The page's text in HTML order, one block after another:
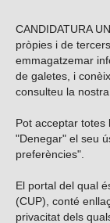
CANDIDATURA
pròpies i de
emmagatzemar
de galetes, i
consulteu la nostra
Pot acceptar totes
"Denegar" el seu
preferències".
El portal del qual
(CUP), conté
privacitat dels
Vols